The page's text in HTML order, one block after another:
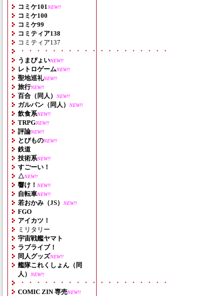
コミケ101 NEW!!
コミケ100
コミケ99
コミティア138
コミティア137
・・・・・・・・・・・・・・・・・・・
うまぴょいNEW!!
レトロゲームNEW!!
聖地巡礼NEW!!
旅行NEW!!
百合（同人） NEW!!
ガルパン（同人） NEW!!
飲食系NEW!!
TRPGNEW!!
評論NEW!!
とびものNEW!!
鉄道
技術系NEW!!
すごーい！
△NEW!!
響け！ NEW!!
自転車NEW!!
若おかみ（JS） NEW!!
FGO
アイカツ！
ミリタリー
宇宙戦艦ヤマト
ラブライブ！
同人グッズNEW!!
艦隊これくしょん（同
人）
NEW!!
・・・・・・・・・・・・・・・・・・・
COMIC ZIN 専売NEW!!